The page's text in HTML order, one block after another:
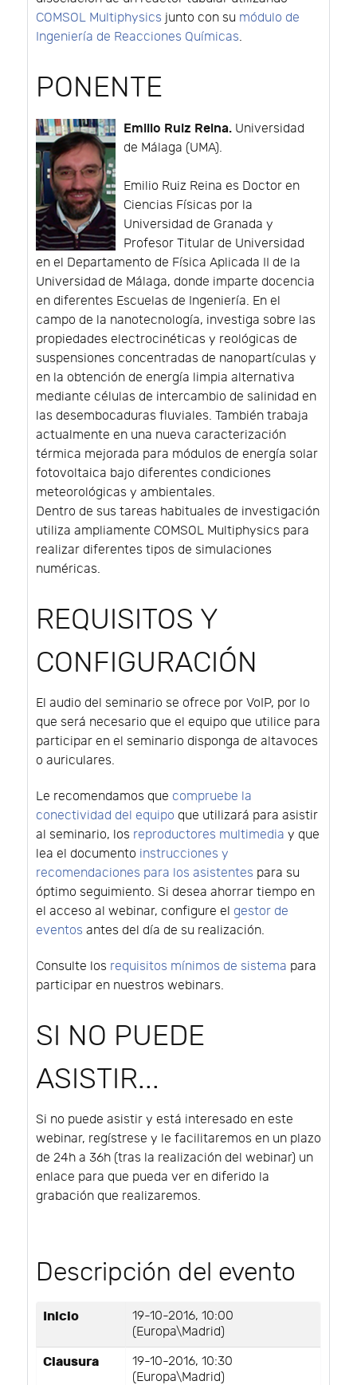
COMSOL Multiphysics junto con su módulo de
Ingeniería de Reacciones Químicas.
PONENTE
Emilio Ruiz Reina. Universidad
de Málaga (UMA).
Emilio Ruiz Reina es Doctor en
Ciencias Físicas por la
Universidad de Granada y
Profesor Titular de Universidad
en el Departamento de Física Aplicada II de la
Universidad de Málaga, donde imparte docencia
en diferentes Escuelas de Ingeniería. En el
campo de la nanotecnología, investiga sobre las
propiedades electrocinéticas y reológicas de
suspensiones concentradas de nanopartículas y
en la obtención de energía limpia alternativa
mediante células de intercambio de salinidad en
las desembocaduras fluviales. También trabaja
actualmente en una nueva caracterización
térmica mejorada para módulos de energía solar
fotovoltaica bajo diferentes condiciones
meteorológicas y ambientales.
Dentro de sus tareas habituales de investigación
utiliza ampliamente COMSOL Multiphysics para
realizar diferentes tipos de simulaciones
numéricas.
REQUISITOS Y
CONFIGURACIÓN
El audio del seminario se ofrece por VoIP, por lo
que será necesario que el equipo que utilice para
participar en el seminario disponga de altavoces
o auriculares.
Le recomendamos que compruebe la
conectividad del equipo que utilizará para asistir
al seminario, los reproductores multimedia y que
lea el documento instrucciones y
recomendaciones para los asistentes para su
óptimo seguimiento. Si desea ahorrar tiempo en
el acceso al webinar, configure el gestor de
eventos antes del día de su realización.
Consulte los requisitos mínimos de sistema para
participar en nuestros webinars.
SI NO PUEDE
ASISTIR...
Si no puede asistir y está interesado en este
webinar, regístrese y le facilitaremos en un plazo
de 24h a 36h (tras la realización del webinar) un
enlace para que pueda ver en diferido la
grabación que realizaremos.
Descripción del evento
Inicio
19-10-2016, 10:00
(Europa\Madrid)
Clausura
19-10-2016, 10:30
(Europa\Madrid)